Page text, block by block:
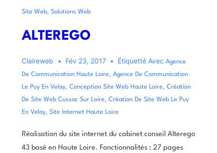
Site Web, Solutions Web
ALTEREGO
Claireweb Fév 23, 2017 Étiquetté AvecAgence
De Communication Haute Loire, Agence De Communication
Le Puy En Velay, Conception Site Web Haute Loire, Création
De Site Web Cussac Sur Loire, Création De Site Web Le Puy
En Velay, Site Internet Haute Loire
Réalisation du site internet du cabinet conseil Alterego
43 basé en Haute Loire. Fonctionnalités : 27 pages